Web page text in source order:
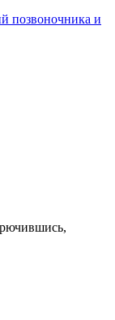
позвоночника и